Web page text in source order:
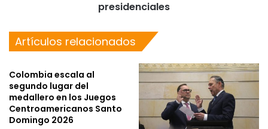
presidenciales
Artículos relacionados
Colombia escala al
segundo lugar del
medallero en los Juegos
Centroamericanos Santo
Domingo 2026